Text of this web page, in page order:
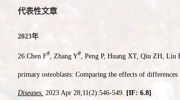
代表性文章
2023年
26.Chen F#, Zhang Y#, Peng P, Huang XT, Qiu ZH, Liu
primary osteoblasts: Comparing the effects of
Diseases. 2023 Apr 28;11(2):546-549. [IF: 6.8]